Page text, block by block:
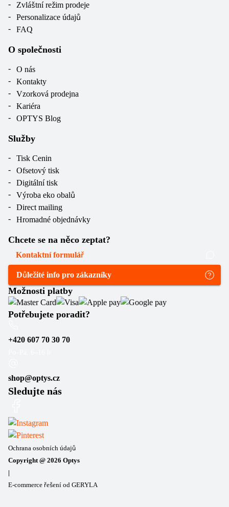
Zvláštní režim prodeje
Personalizace údajů
FAQ
O společnosti
O nás
Kontakty
Vzorková prodejna
Kariéra
OPTYS Blog
Služby
Tisk Cenin
Ofsetový tisk
Digitální tisk
Výroba eko obalů
Direct mailing
Hromadné objednávky
Chcete se na něco zeptat?
Kontaktní formulář
Důležité info pro zákazníky
Možnosti platby
Potřebujete poradit?
+420 607 70 30 70
shop@optys.cz
Sledujte nás
Ochrana osobních údajů
Copyright @ 2026 Optys
|
E-commerce řešení od GERYLA